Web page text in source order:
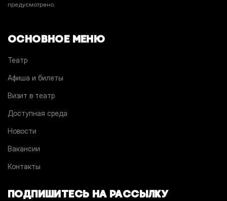
предусмотрено.
ОСНОВНОЕ МЕНЮ
Театр
Афиша и билеты
Визит в театр
Доступная среда
Новости
Вакансии
Контакты
ПОДПИШИТЕСЬ НА РАССЫЛКУ